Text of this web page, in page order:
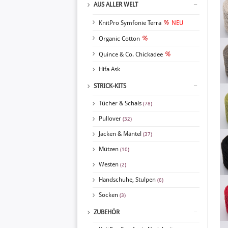
AUS ALLER WELT
KnitPro Symfonie Terra NEU
Organic Cotton
Quince & Co. Chickadee
Hifa Ask
STRICK-KITS
Tücher & Schals (78)
Pullover (32)
Jacken & Mäntel (37)
Mützen (10)
Westen (2)
Handschuhe, Stulpen (6)
Socken (3)
ZUBEHÖR